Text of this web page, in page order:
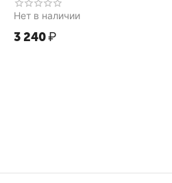
Нет в наличии
3 240₽